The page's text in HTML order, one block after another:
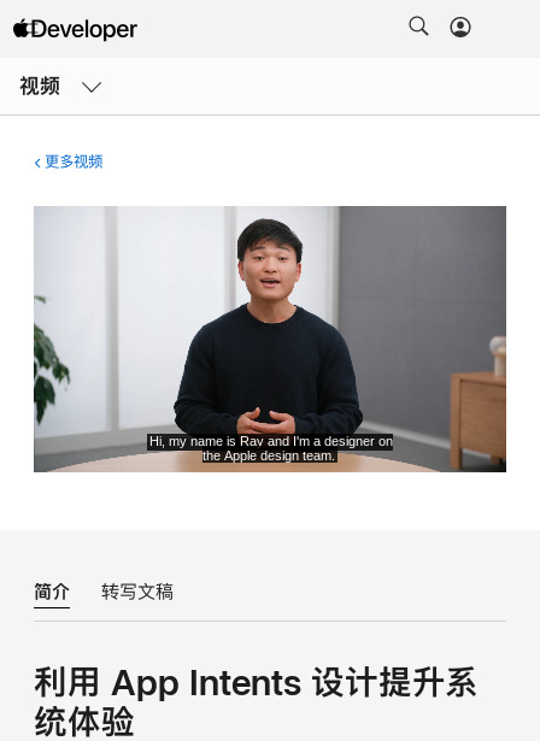
视频
单
更多视频
简介 转写文稿
利用 App Intents 设计提升系
统体验